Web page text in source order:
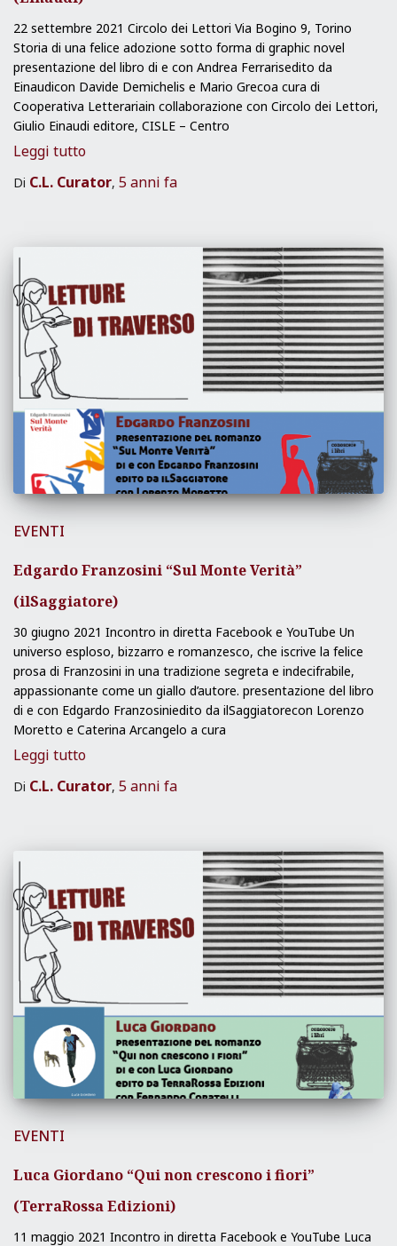
22 settembre 2021 Circolo dei Lettori Via Bogino 9, Torino
Storia di una felice adozione sotto forma di graphic novel
presentazione del libro di e con Andrea Ferrarisedito da
Einaudicon Davide Demichelis e Mario Grecoa cura di
Cooperativa Letterariain collaborazione con Circolo dei Lettori,
Giulio Einaudi editore, CISLE – Centro
Leggi tutto
Di C.L. Curator, 5 anni fa
EVENTI
Edgardo Franzosini “Sul Monte Verità”
(ilSaggiatore)
30 giugno 2021 Incontro in diretta Facebook e YouTube Un
universo esploso, bizzarro e romanzesco, che iscrive la felice
prosa di Franzosini in una tradizione segreta e indecifrabile,
appassionante come un giallo d’autore. presentazione del libro
di e con Edgardo Franzosiniedito da ilSaggiatorecon Lorenzo
Moretto e Caterina Arcangelo a cura
Leggi tutto
Di C.L. Curator, 5 anni fa
EVENTI
Luca Giordano “Qui non crescono i fiori”
(TerraRossa Edizioni)
11 maggio 2021 Incontro in diretta Facebook e YouTube Luca